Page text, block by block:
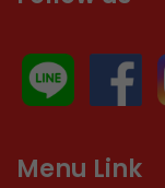
Menu Link